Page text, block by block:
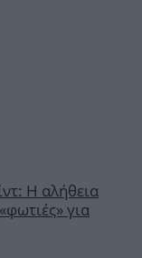
Η αλήθεια
για